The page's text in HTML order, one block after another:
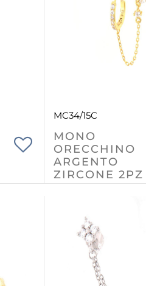
MC34/15C
MONO
ORECCHINO
ARGENTO
ZIRCONE 2PZ